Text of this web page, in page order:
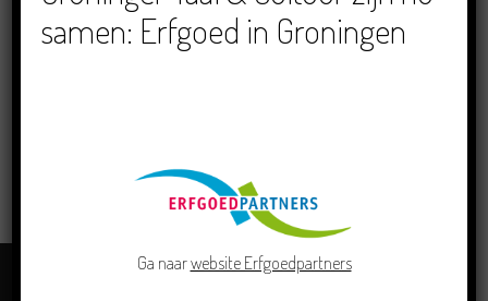
LOCATIE
samen: Erfgoed in Groningen
Ga naarwebsite Erfgoedpartners